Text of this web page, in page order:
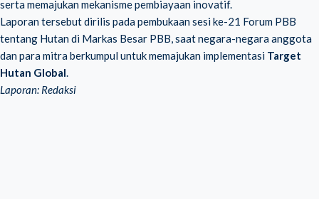
serta memajukan mekanisme pembiayaan inovatif.
Laporan tersebut dirilis pada pembukaan sesi ke-21 Forum PBB
tentang Hutan di Markas Besar PBB, saat negara-negara anggota
dan para mitra berkumpul untuk memajukan implementasi Target
Hutan Global.
Laporan: Redaksi